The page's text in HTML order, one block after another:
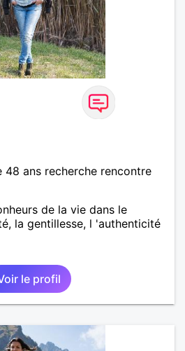
48 ans recherche rencontre
de la vie dans le
la gentillesse, l 'authenticité
le profil